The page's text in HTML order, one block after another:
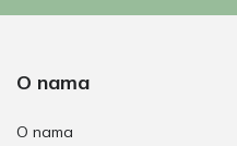
O nama
O nama